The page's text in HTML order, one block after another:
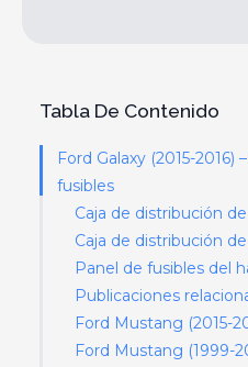
Tabla De Contenido
Ford Galaxy (2015-2016)
fusibles
Caja de distribución
Caja de distribución
Panel de fusibles del
Publicaciones
Ford Mustang (2015-
Ford Mustang (1999-